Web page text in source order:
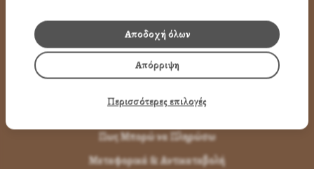
Επικοινωνία
ΌΡΟΙ ΧΡΉΣΗΣ
Πως Μπορώ να παραγγείλω
Πως Μπορώ να Πληρώσω
Μεταφορικά & Αντικαταβολή
Απόρριψη
Αποδοχή όλων
Περισσότερες επιλογές